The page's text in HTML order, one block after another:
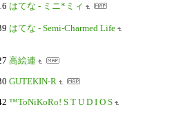
はてな - ミニ*ミィ
はてな - Semi-Charmed Life
高絵連
GUTEKIN-R
™ToNiKoRo! S T U D I O S